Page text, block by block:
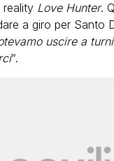
reality Love Hunter.
a giro per Santo
uscire a
“.